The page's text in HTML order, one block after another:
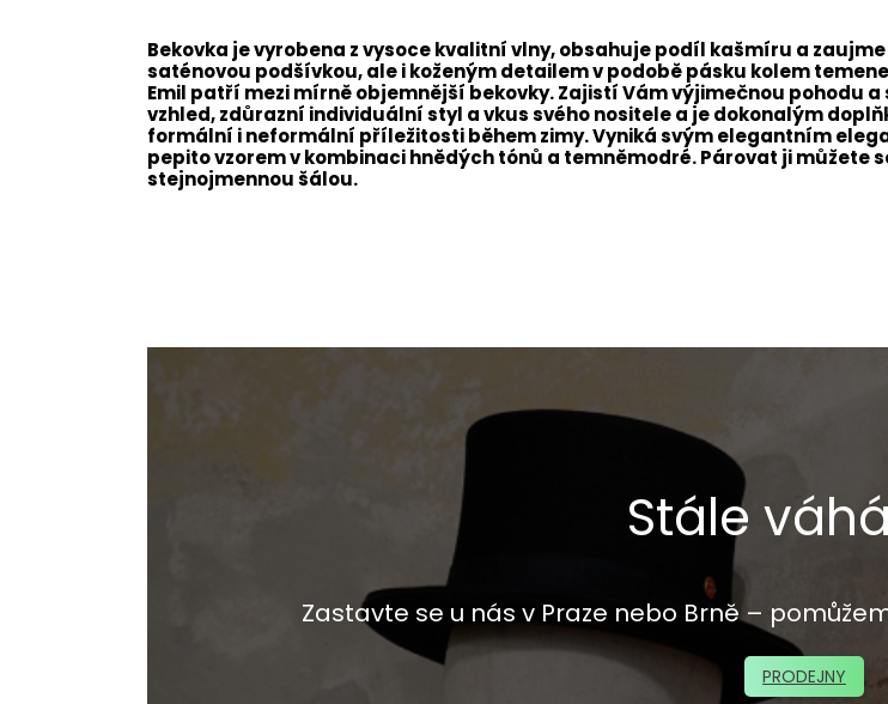
Bekovka je vyrobena z vysoce kvalitní vlny, obsahuje podíl kašmíru a
saténovou podšívkou, ale i koženým detailem v podobě pásku kolem
Emil patří mezi mírně objemnější bekovky. Zajistí Vám výjimečnou pohodu a
vzhled, zdůrazní individuální styl a vkus svého nositele a je dokonalým
formální i neformální příležitosti během zimy. Vyniká svým elegantním
pepito vzorem v kombinaci hnědých tónů a temněmodré. Párovat ji můžete
stejnojmennou šálou.
Stále
Zastavte se u nás v Praze nebo Brně –
PRODEJNY